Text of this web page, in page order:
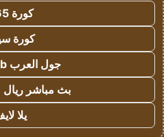
كورة 365
كورة
جول العرب goalarab
بث مباشر ريال
يلا